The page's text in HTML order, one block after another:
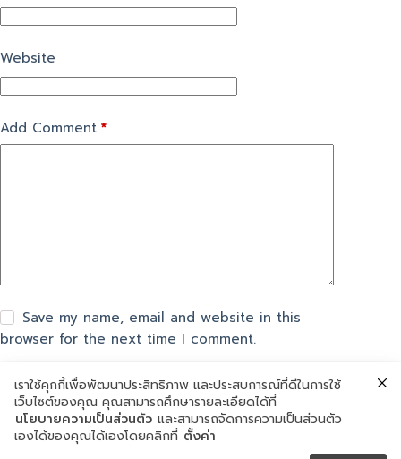
Website
Add Comment *
Save my name, email and website in this
browser for the next time I comment.
แสดงความเห็น
เราใช้คุกกี้เพื่อพัฒนาประสิทธิภาพ และประสบการณ์ที่ดีในการใช้
เว็บไซต์ของคุณ คุณสามารถศึกษารายละเอียดได้ที่
นโยบายความเป็นส่วนตัว และสามารถจัดการความเป็นส่วนตัว
เองได้ของคุณได้เองโดยคลิกที่ ตั้งค่า